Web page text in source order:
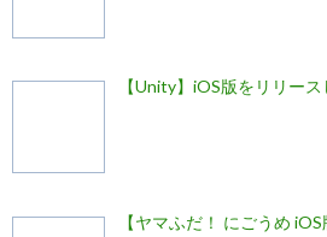
【Unity】iOS版をリリー
【ヤマふだ！ にごうめ